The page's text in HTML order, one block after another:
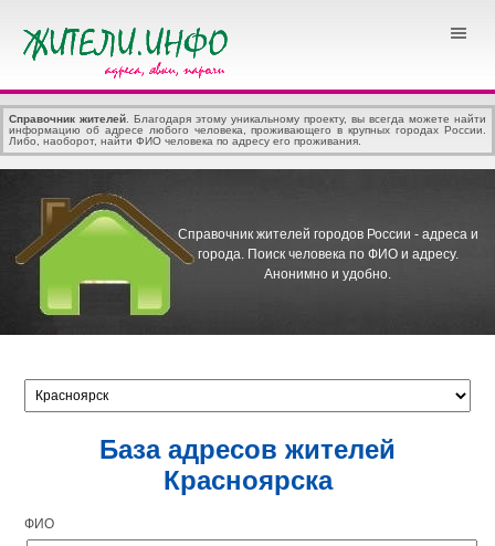
Справочник жителей . Благодаря этому уникальному проекту, вы всегда можете найти
информацию об адресе любого человека, проживающего в крупных городах России.
Либо, наоборот, найти ФИО человека по адресу его проживания.
Справочник жителей городов России - адреса и
города. Поиск человека по ФИО и адресу.
Анонимно и удобно.
База адресов жителей
Красноярска
ФИО